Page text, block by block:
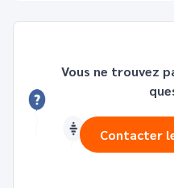
Vous ne trouvez
Contacter